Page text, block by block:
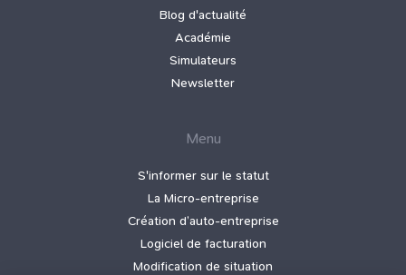
Blog d'actualité
Académie
Simulateurs
Newsletter
Menu
S'informer sur le statut
La Micro‑entreprise
Création d’auto‑entreprise
Logiciel de facturation
Modification de situation